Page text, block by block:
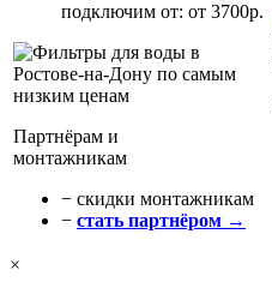
подключим от: от 3700р.
Партнёрам и
монтажникам
− cкидки монтажникам
− стать партнёром →
×